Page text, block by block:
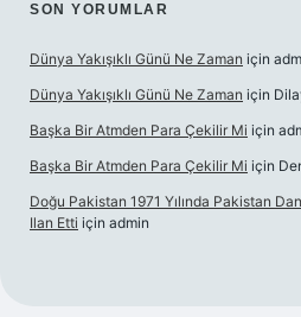
SON YORUMLAR
Dünya Yakışıklı Günü Ne Zaman için
Dünya Yakışıklı Günü Ne Zaman için
Başka Bir Atmden Para Çekilir Mi için
Başka Bir Atmden Para Çekilir Mi için
Doğu Pakistan 1971 Yılında Pakistan Dan
Ilan Etti için admin